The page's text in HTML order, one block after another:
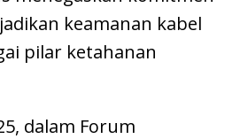
keamanan kabel
pilar ketahanan
dalam Forum